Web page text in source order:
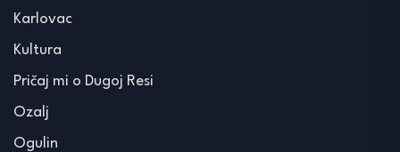
Karlovac
Kultura
Pričaj mi o Dugoj Resi
Ozalj
Ogulin